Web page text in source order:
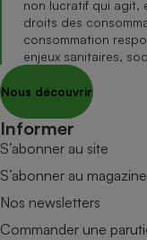
non lucratif qui agit,
droits des
consommation
enjeux sanitaires,
Nous découvrir
Informer
S’abonner au site
S’abonner au magazine
Nos newsletters
Commander une